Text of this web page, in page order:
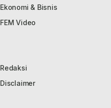
Ekonomi & Bisnis
FEM Video
Redaksi
Disclaimer